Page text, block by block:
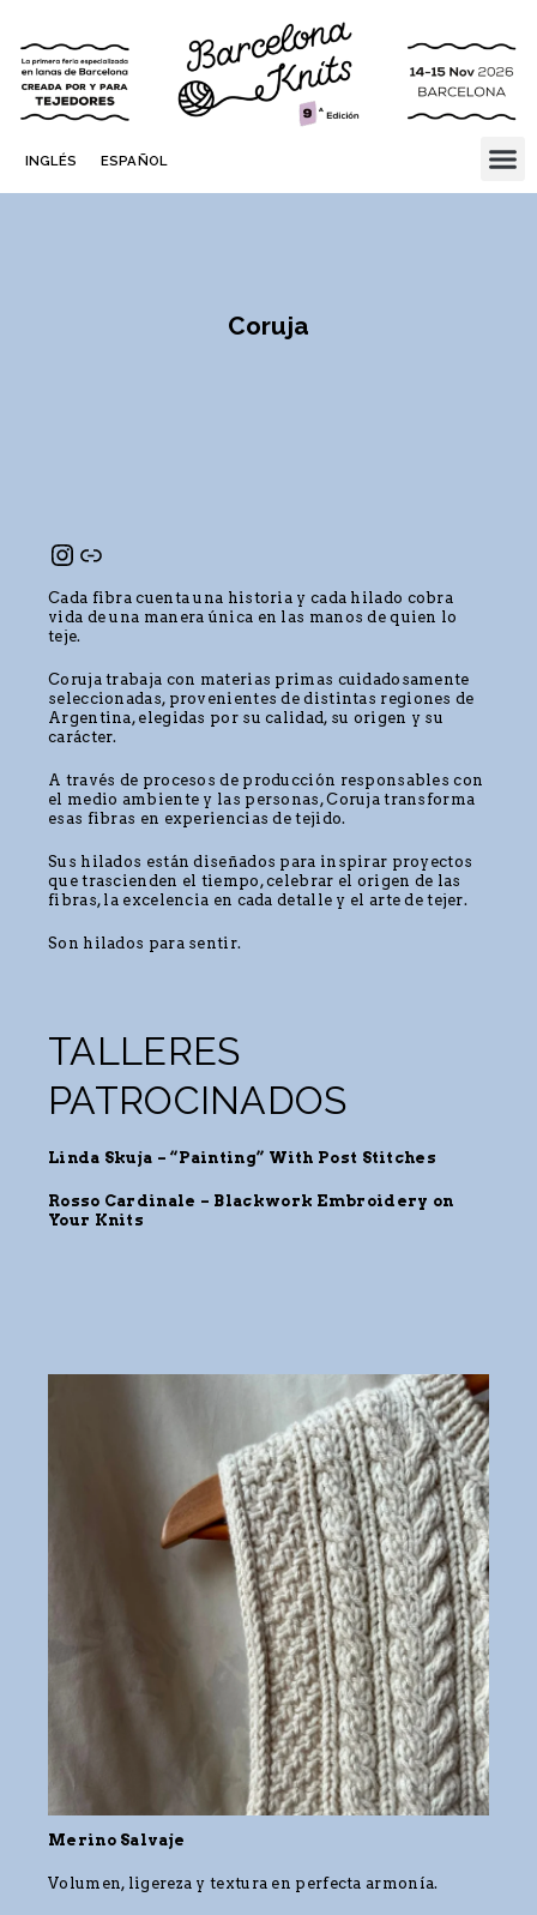
INGLÉS ESPAÑOL
Coruja
Cada fibra cuenta una historia y cada hilado cobra
vida de una manera única en las manos de quien lo
teje.
Coruja trabaja con materias primas cuidadosamente
seleccionadas, provenientes de distintas regiones de
Argentina, elegidas por su calidad, su origen y su
carácter.
A través de procesos de producción responsables con
el medio ambiente y las personas, Coruja transforma
esas fibras en experiencias de tejido.
Sus hilados están diseñados para inspirar proyectos
que trascienden el tiempo, celebrar el origen de las
fibras, la excelencia en cada detalle y el arte de tejer.
Son hilados para sentir.
TALLERES
PATROCINADOS
Linda Skuja – “Painting” With Post Stitches
Rosso Cardinale – Blackwork Embroidery on
Your Knits
Merino Salvaje
Volumen, ligereza y textura en perfecta armonía.